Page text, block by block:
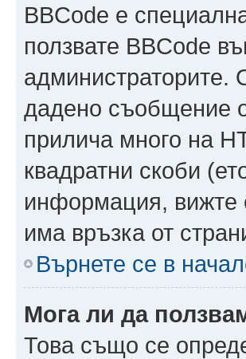
BBCode е
ползвате BBCode
администраторите.
дадено съобщение
прилича много на
квадратни скоби
информация, вижте
има връзка от
Върнете се в
Мога ли да
Това също се